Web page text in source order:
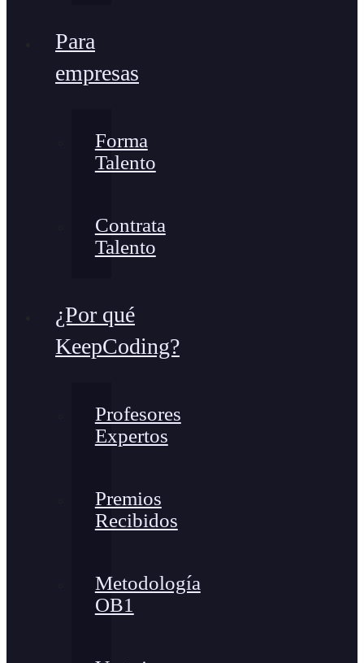
Para
empresas
Forma
Talento
Contrata
Talento
¿Por qué
KeepCoding?
Profesores
Expertos
Premios
Recibidos
Metodología
OB1